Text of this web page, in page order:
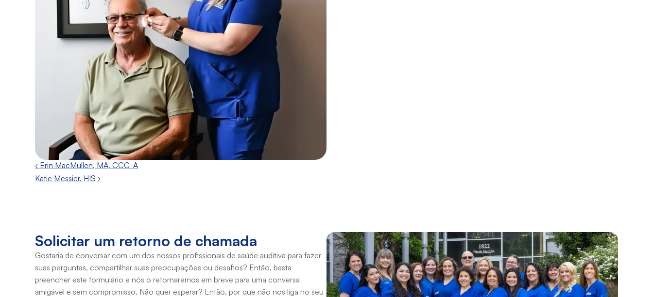
‹ Erin MacMullen, MA, CCC-A
Katie Messier, HIS ›
Solicitar um retorno de chamada
Gostaria de conversar com um dos nossos profissionais de saúde auditiva para fazer
suas perguntas, compartilhar suas preocupações ou desafios? Então, basta
preencher este formulário e nós o retornaremos em breve para uma conversa
amigável e sem compromisso. Não quer esperar? Então, por que não nos liga no seu